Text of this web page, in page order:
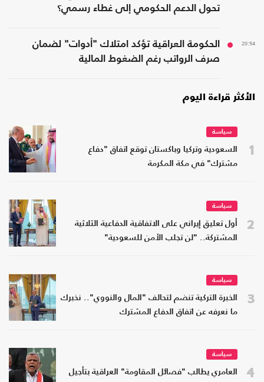
تحول الدعم الحكومي إلى غطاء رسمي؟
20:54
الحكومة العراقية تؤكد امتلاك "أدوات" لضمان
صرف الرواتب رغم الضغوط المالية
الأكثر قراءة اليوم
1
سياسة
السعودية وتركيا وباكستان توقع اتفاق "دفاع
مشترك" في مكة المكرمة
2
سياسة
أول تعليق إيراني على الاتفاقية الدفاعية الثلاثية
المشتركة.. "لن تجلب الأمن للسعودية"
3
سياسة
الخبرة التركية تنضم لتحالف "المال والنووي".. نخبرك
ما نعرفه عن اتفاق الدفاع المشترك
4
سياسة
العامري يطالب "فصائل المقاومة" العراقية بتأجيل